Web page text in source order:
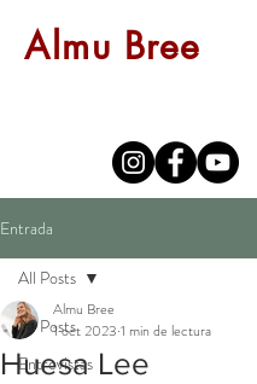
Almu Bree
Entrada
All Posts
Entrevistas
All Posts
Huesa Lee
Almu Bree
1 oct 2023 1 min de lectura